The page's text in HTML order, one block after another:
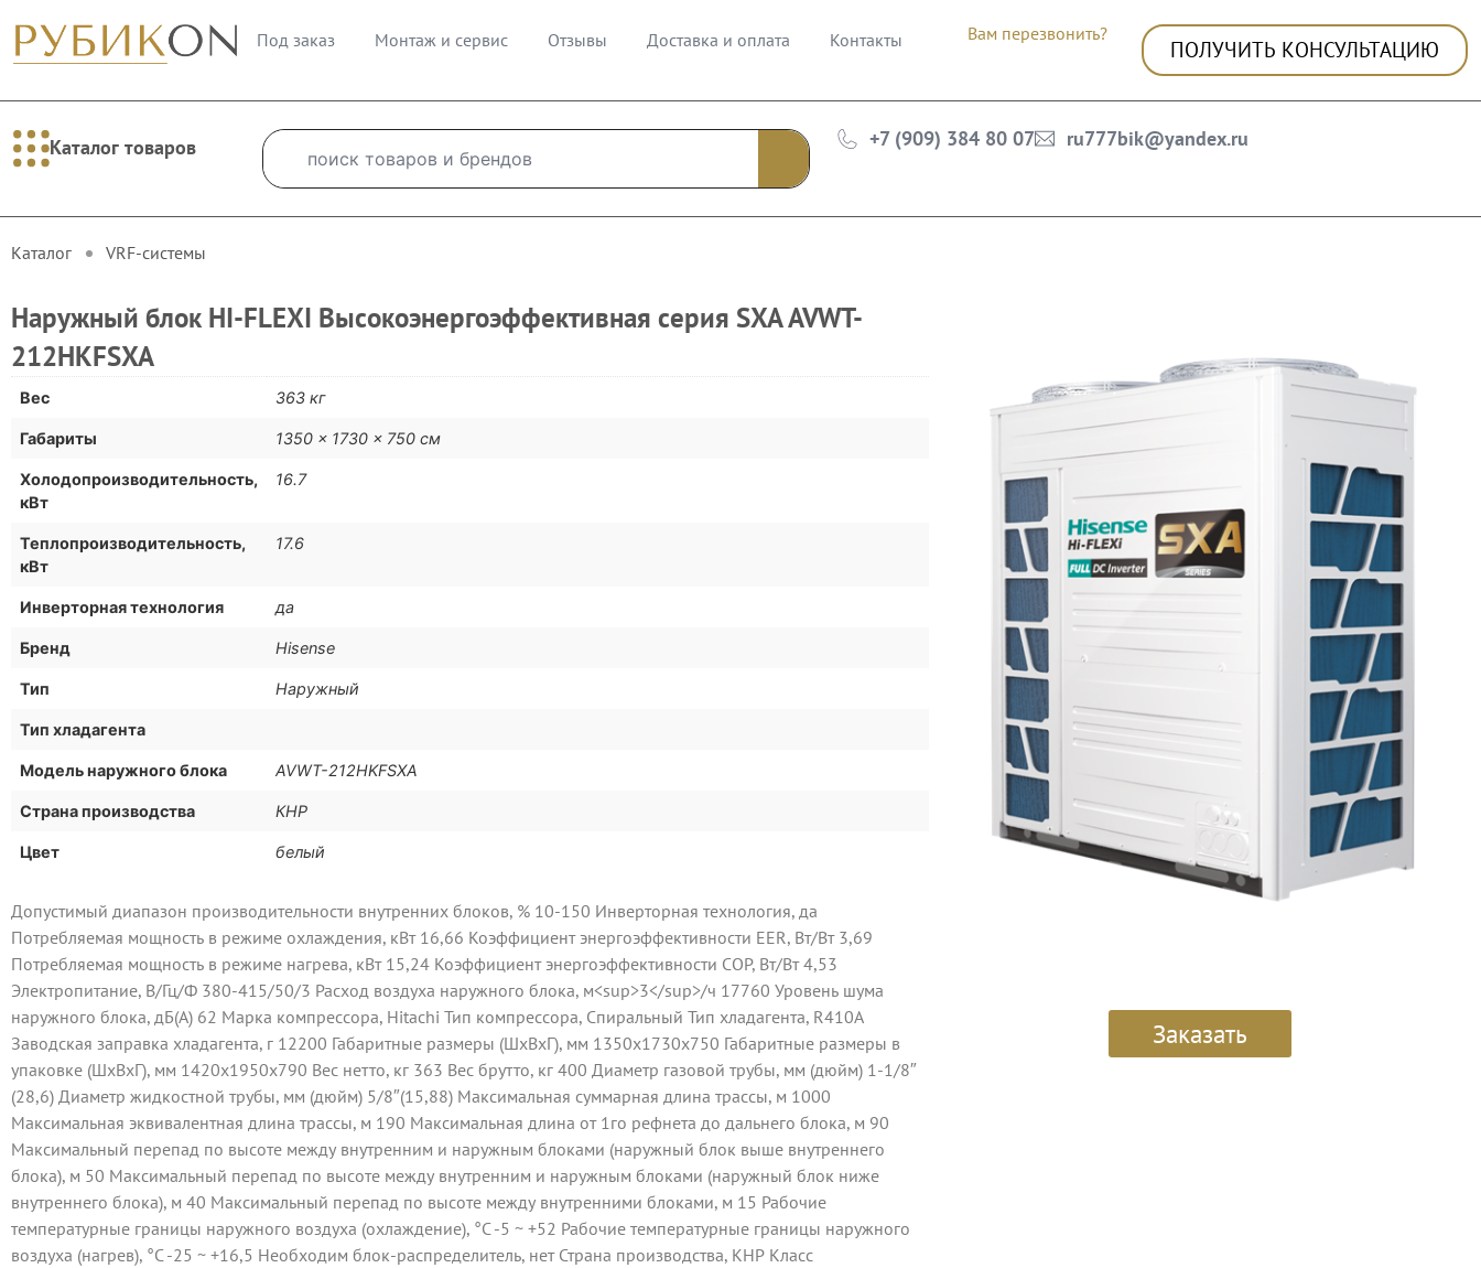
Под заказ Монтаж и сервис Отзывы Доставка и оплата Контакты Вам перезвонить?
ПОЛУЧИТЬ КОНСУЛЬТАЦИЮ
Каталог товаров +7 (909) 384 80 07 ru777bik@yandex.ru
Каталог VRF-cистемы
Наружный блок HI-FLEXI Высокоэнергоэффективная серия SXA AVWT-
212HKFSXA
Вес 363 кг
Габариты 1350 × 1730 × 750 см
Холодопроизводительность,
кВт
16.7
Теплопроизводительность,
кВт
17.6
Инверторная технология да
Бренд Hisense
Тип Наружный
Тип хладагента
Модель наружного блока AVWT-212HKFSXA
Страна производства КНР
Цвет белый
Допустимый диапазон производительности внутренних блоков, % 10-150 Инверторная технология, да
Потребляемая мощность в режиме охлаждения, кВт 16,66 Коэффициент энергоэффективности EER, Вт/Вт 3,69
Потребляемая мощность в режиме нагрева, кВт 15,24 Коэффициент энергоэффективности COP, Вт/Вт 4,53
Электропитание, В/Гц/Ф 380-415/50/3 Расход воздуха наружного блока, м<sup>3</sup>/ч 17760 Уровень шума
наружного блока, дБ(А) 62 Марка компрессора, Hitachi Тип компрессора, Спиральный Тип хладагента, R410A
Заводская заправка хладагента, г 12200 Габаритные размеры (ШxВxГ), мм 1350x1730x750 Габаритные размеры в
упаковке (ШxВxГ), мм 1420x1950x790 Вес нетто, кг 363 Вес брутто, кг 400 Диаметр газовой трубы, мм (дюйм) 1-1/8″
(28,6) Диаметр жидкостной трубы, мм (дюйм) 5/8″(15,88) Максимальная суммарная длина трассы, м 1000
Максимальная эквивалентная длина трассы, м 190 Максимальная длина от 1го рефнета до дальнего блока, м 90
Максимальный перепад по высоте между внутренним и наружным блоками (наружный блок выше внутреннего
блока), м 50 Максимальный перепад по высоте между внутренним и наружным блоками (наружный блок ниже
внутреннего блока), м 40 Максимальный перепад по высоте между внутренними блоками, м 15 Рабочие
температурные границы наружного воздуха (охлаждение), °C -5 ~ +52 Рабочие температурные границы наружного
воздуха (нагрев), °C -25 ~ +16,5 Необходим блок-раcпределитель, нет Страна производства, КНР Класс
Заказать